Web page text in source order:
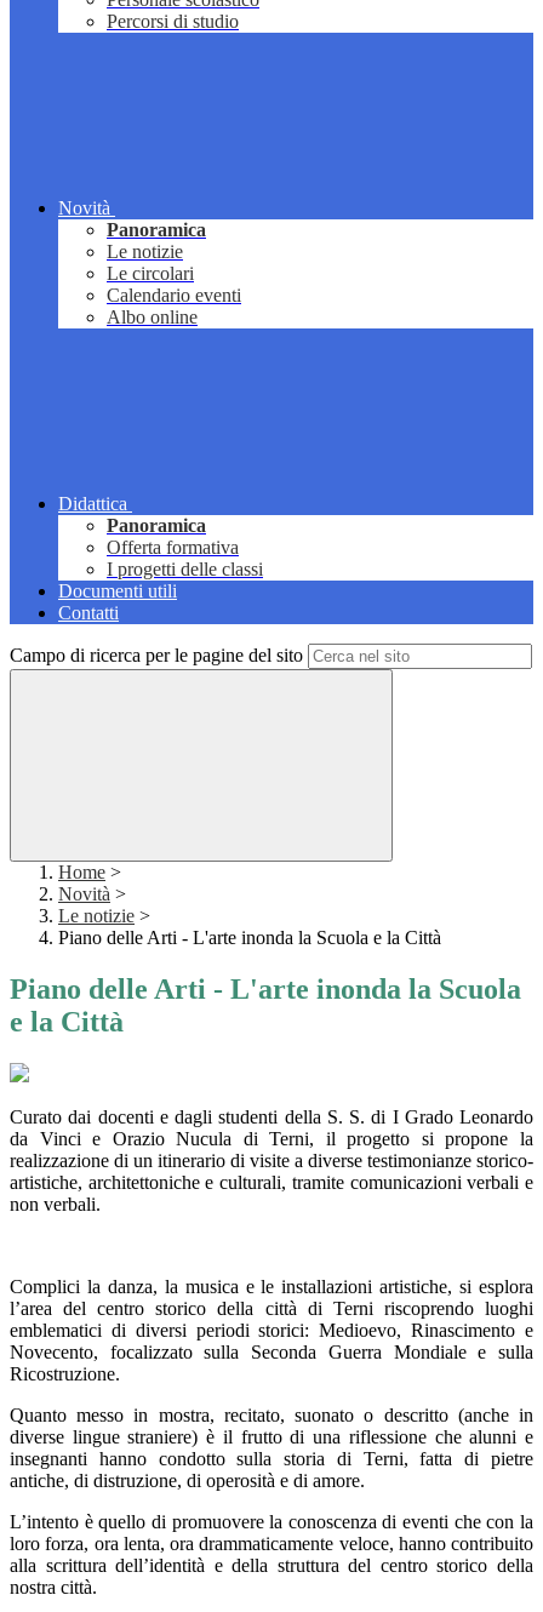
Percorsi di studio
Novità
Panoramica
Le notizie
Le circolari
Calendario eventi
Albo online
Didattica
Panoramica
Offerta formativa
I progetti delle classi
Documenti utili
Contatti
Campo di ricerca per le pagine del sito
Home >
Novità >
Le notizie >
Piano delle Arti - L'arte inonda la Scuola e la Città
Piano delle Arti - L'arte inonda la Scuola
e la Città
Curato dai docenti e dagli studenti della S. S. di I Grado Leonardo
da Vinci e Orazio Nucula di Terni, il progetto si propone la
realizzazione di un itinerario di visite a diverse testimonianze storico-
artistiche, architettoniche e culturali, tramite comunicazioni verbali e
non verbali.
Complici la danza, la musica e le installazioni artistiche, si esplora
l’area del centro storico della città di Terni riscoprendo luoghi
emblematici di diversi periodi storici: Medioevo, Rinascimento e
Novecento, focalizzato sulla Seconda Guerra Mondiale e sulla
Ricostruzione.
Quanto messo in mostra, recitato, suonato o descritto (anche in
diverse lingue straniere) è il frutto di una riflessione che alunni e
insegnanti hanno condotto sulla storia di Terni, fatta di pietre
antiche, di distruzione, di operosità e di amore.
L’intento è quello di promuovere la conoscenza di eventi che con la
loro forza, ora lenta, ora drammaticamente veloce, hanno contribuito
alla scrittura dell’identità e della struttura del centro storico della
nostra città.